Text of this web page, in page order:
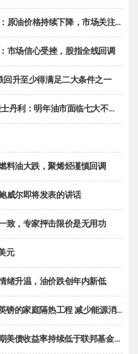
续下降，市场关注OPEC+新一轮产能政策
市场信心受挫，股指全线回调
回升至少得满足二大条件之一
利：明年油市面临七大不确定性
料油大跌，聚烯烃谨慎回调
威尔即将发表的讲话
致，专家抨击限价是无用功
元
绪升温，油价跌创年内新低
的家庭隔热工程 减少能源消耗
益率持续低于联邦基金利率目标区间